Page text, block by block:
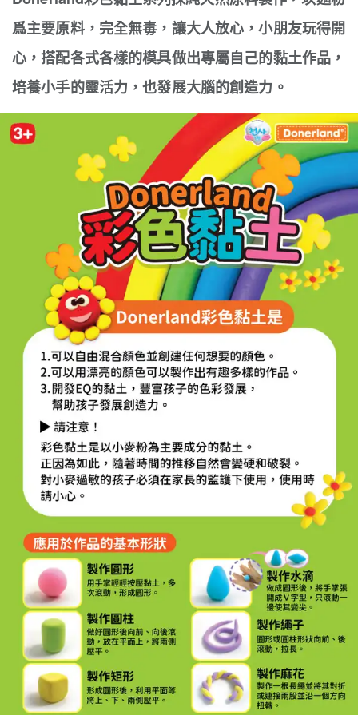
爲主要原料，完全無毒，讓大人放心，小朋友玩得開
心，搭配各式各樣的模具做出專屬自己的黏土作品，
培養小手的靈活力，也發展大腦的創造力。